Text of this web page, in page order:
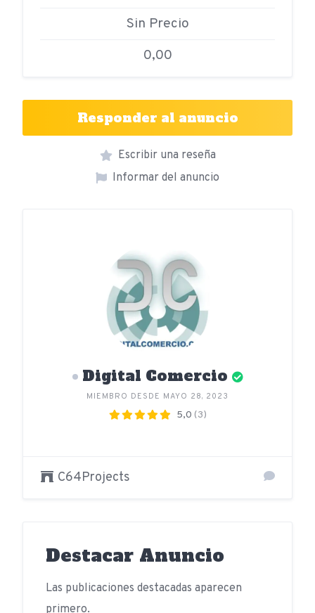
Sin Precio
0,00
Responder al anuncio
Escribir una reseña
Informar del anuncio
Digital Comercio
MIEMBRO DESDE MAYO 28, 2023
5,0 (3)
C64Projects
Destacar Anuncio
Las publicaciones destacadas aparecen
primero.